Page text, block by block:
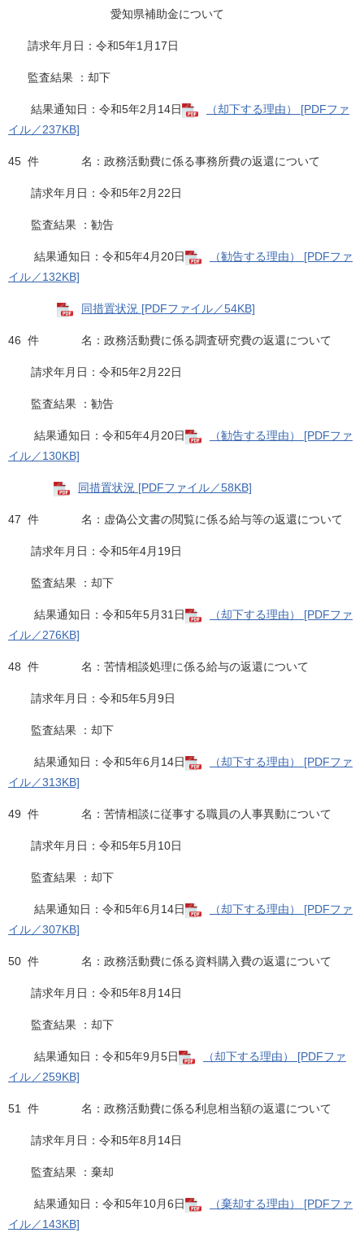
愛知県補助金について
請求年月日：令和5年1月17日
監査結果 ：却下
結果通知日：令和5年2月14日
（却下する理由） [PDFファ
イル／237KB]
45 件 名：政務活動費に係る事務所費の返還について
請求年月日：令和5年2月22日
監査結果 ：勧告
結果通知日：令和5年4月20日
（勧告する理由） [PDFファ
イル／132KB]
同措置状況 [PDFファイル／54KB]
46 件 名：政務活動費に係る調査研究費の返還について
請求年月日：令和5年2月22日
監査結果 ：勧告
結果通知日：令和5年4月20日
（勧告する理由） [PDFファ
イル／130KB]
同措置状況 [PDFファイル／58KB]
47 件 名：虚偽公文書の閲覧に係る給与等の返還について
請求年月日：令和5年4月19日
監査結果 ：却下
結果通知日：令和5年5月31日
（却下する理由） [PDFファ
イル／276KB]
48 件 名：苦情相談処理に係る給与の返還について
請求年月日：令和5年5月9日
監査結果 ：却下
結果通知日：令和5年6月14日
（却下する理由） [PDFファ
イル／313KB]
49 件 名：苦情相談に従事する職員の人事異動について
請求年月日：令和5年5月10日
監査結果 ：却下
結果通知日：令和5年6月14日
（却下する理由） [PDFファ
イル／307KB]
50 件 名：政務活動費に係る資料購入費の返還について
請求年月日：令和5年8月14日
監査結果 ：却下
結果通知日：令和5年9月5日​
（却下する理由） [PDFファ
イル／259KB]
51 件 名：政務活動費に係る利息相当額の返還について
請求年月日：令和5年8月14日
監査結果 ：棄却
結果通知日：令和5年10月6日​
（棄却する理由） [PDFファ
イル／143KB]